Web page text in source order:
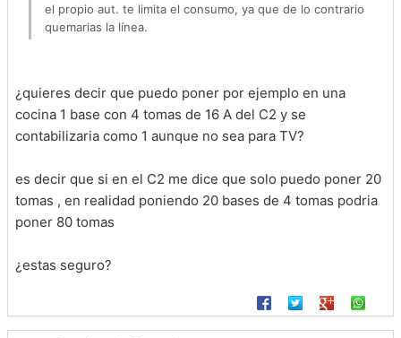
el propio aut. te limita el consumo, ya que de lo contrario
quemarias la línea.
¿quieres decir que puedo poner por ejemplo en una
cocina 1 base con 4 tomas de 16 A del C2 y se
contabilizaria como 1 aunque no sea para TV?
es decir que si en el C2 me dice que solo puedo poner 20
tomas , en realidad poniendo 20 bases de 4 tomas podria
poner 80 tomas
¿estas seguro?